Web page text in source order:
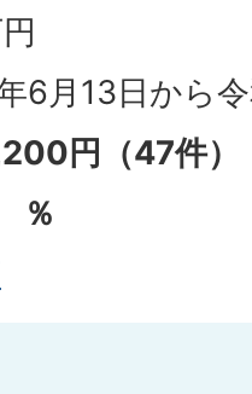
6月13日から
円（47件）
％